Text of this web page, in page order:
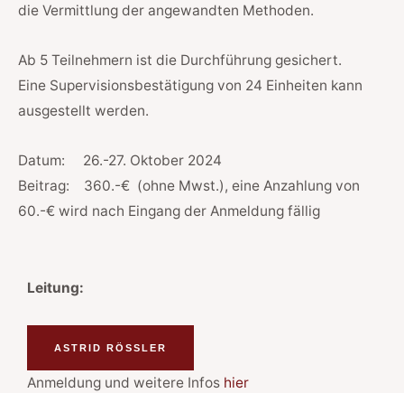
die Vermittlung der angewandten Methoden.
Ab 5 Teilnehmern ist die Durchführung gesichert.
Eine Supervisionsbestätigung von 24 Einheiten kann
ausgestellt werden.
Datum: 26.-27. Oktober 2024
Beitrag:
360.-€ (ohne Mwst.), eine Anzahlung von
60.-€ wird nach Eingang der Anmeldung fällig
Leitung:
ASTRID RÖSSLER
Anmeldung und weitere Infos hier